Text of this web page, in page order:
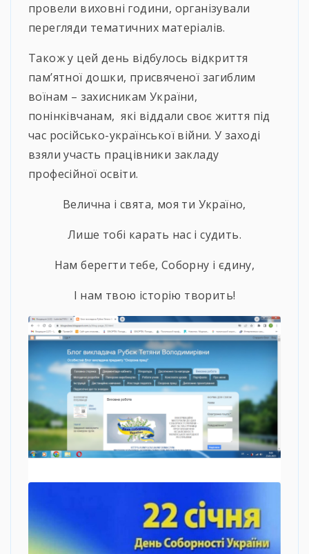
провели виховні години, організували
перегляди тематичних матеріалів.
Також у цей день відбулось відкриття
пам’ятної дошки, присвяченої загиблим
воїнам – захисникам України,
понінківчанам, які віддали своє життя під
час російсько-української війни. У заході
взяли участь працівники закладу
професійної освіти.
Велична і свята, моя ти Україно,
Лише тобі карать нас і судить.
Нам берегти тебе, Соборну і єдину,
І нам твою історію творить!